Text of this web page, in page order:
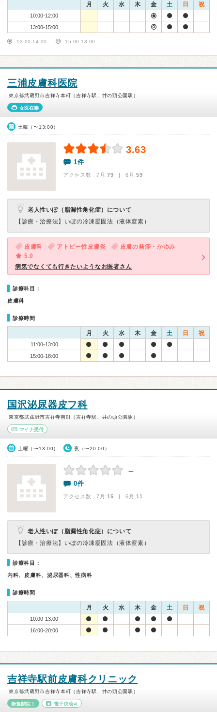
月 火 水 木 金 土 日 祝
10:00-12:00
13:00-15:00
12:00-14:00 15:00-18:00
三浦皮膚科医院
東京都武蔵野市吉祥寺本町（吉祥寺駅、井の頭公園駅）
女医在籍
土曜（〜13:00）
3.63
1件
アクセス数 7月:79 | 6月:59
老人性いぼ（脂漏性角化症）について
【診療・治療法】 いぼの冷凍凝固法（液体窒素）
皮膚科 アトピー性皮膚炎
皮膚の発疹・かゆみ
5.0
病気でなくても行きたいようなお医者さん
診療科目：
皮膚科
診療時間
月 火 水 木 金 土 日 祝
11:00-13:00
15:00-18:00
国沢泌尿器皮フ科
東京都武蔵野市吉祥寺南町（吉祥寺駅、井の頭公園駅）
マイナ受付
土曜（〜13:00） 夜（〜20:00）
－
0件
アクセス数 7月:15 | 6月:11
老人性いぼ（脂漏性角化症）について
【診療・治療法】 いぼの冷凍凝固法（液体窒素）
診療科目：
内科、皮膚科、泌尿器科、性病科
診療時間
月 火 水 木 金 土 日 祝
10:00-13:00
16:00-20:00
吉祥寺駅前皮膚科クリニック
東京都武蔵野市吉祥寺本町（吉祥寺駅、井の頭公園駅）
新規開院！ 電子決済可